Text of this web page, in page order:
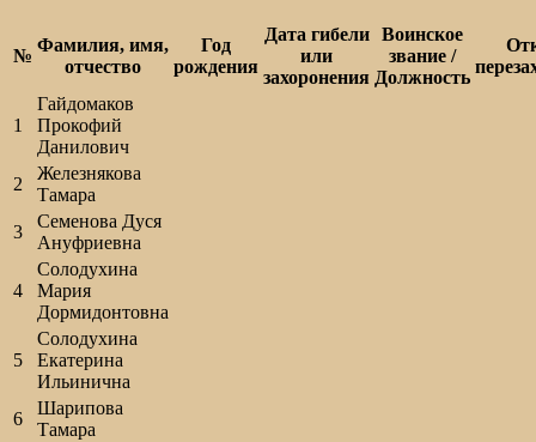
№
Фамилия, имя,
отчество
Год
рождения
Дата гибели
или
захоронения
Воинское
звание /
Должность
1
Гайдомаков
Прокофий
Данилович
2
Железнякова
Тамара
3
Семенова Дуся
Ануфриевна
4
Солодухина
Мария
Дормидонтовна
5
Солодухина
Екатерина
Ильинична
6
Шарипова
Тамара